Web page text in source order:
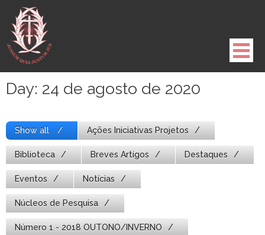
para
conteúdo
Day: 24 de agosto de 2020
Show all Ações Iniciativas Projetos
Biblioteca Breves Artigos Destaques
Eventos Notícias
Núcleos de Pesquisa
Número 1 - 2018 OUTONO/INVERNO